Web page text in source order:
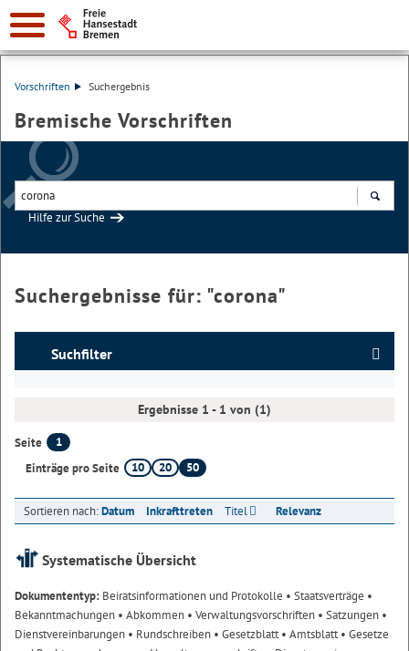
Vorschriften Suchergebnis
Bremische Vorschriften
Hilfe zur Suche
Suchergebnisse für: "corona"
Suchfilter
Ergebnisse 1 - 1 von (1)
Seite
1
Einträge pro Seite
10 20 50
Sortieren nach:Datum Inkrafttreten Titel Relevanz
Systematische Übersicht
Dokumententyp: Beiratsinformationen und Protokolle • Staatsverträge •
Bekanntmachungen • Abkommen • Verwaltungsvorschriften • Satzungen •
Dienstvereinbarungen • Rundschreiben • Gesetzblatt• Amtsblatt• Gesetze